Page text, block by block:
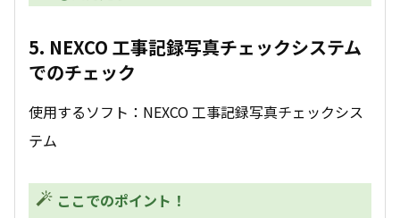
5. NEXCO 工事記録写真チェックシステム
でのチェック
使用するソフト：NEXCO 工事記録写真チェックシス
テム
ここでのポイント！